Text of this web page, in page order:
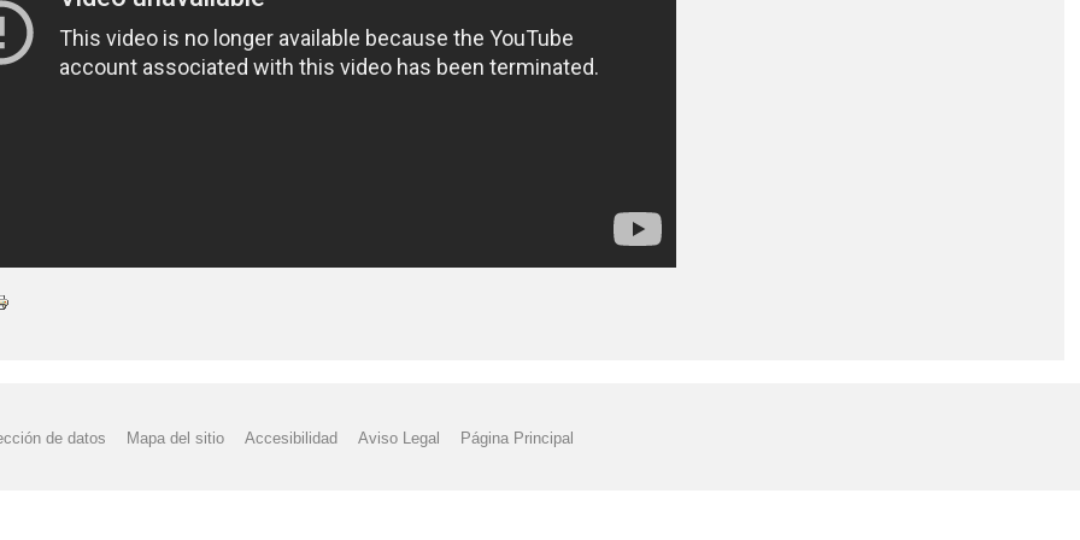
de datos Mapa del sitio Accesibilidad Aviso Legal Página Principal